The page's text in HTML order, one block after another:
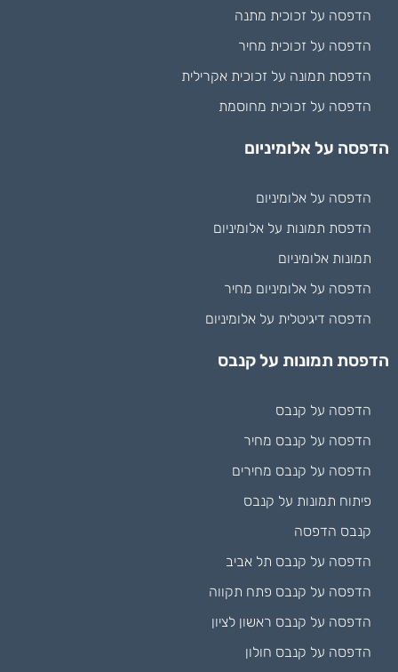
הדפסה על זכוכית מתנה
הדפסה על זכוכית מחיר
הדפסת תמונה על זכוכית אקרילית
הדפסה על זכוכית מחוסמת
הדפסה על אלומיניום
הדפסה על אלומיניום
הדפסת תמונות על אלומיניום
תמונות אלומיניום
הדפסה על אלומיניום מחיר
הדפסה דיגיטלית על אלומיניום
הדפסת תמונות על קנבס
הדפסה על קנבס
הדפסה על קנבס מחיר
הדפסה על קנבס מחירים
פיתוח תמונות על קנבס
קנבס הדפסה
הדפסה על קנבס תל אביב
הדפסה על קנבס פתח תקווה
הדפסה על קנבס ראשון לציון
הדפסה על קנבס חולון